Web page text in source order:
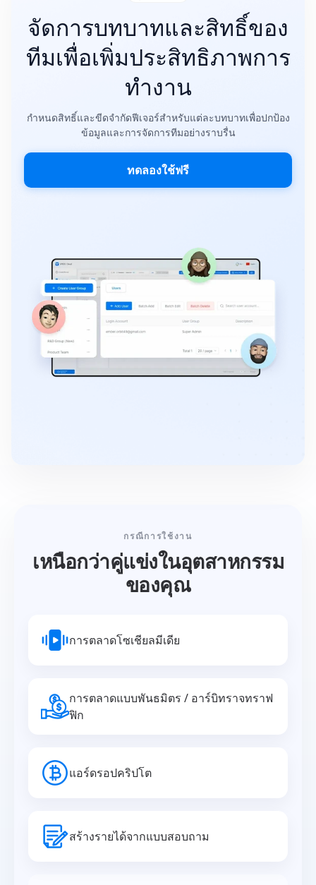
จัดการบทบาทและสิทธิ์ของ
ทีมเพื่อเพิ่มประสิทธิภาพการ
ทำงาน
กำหนดสิทธิ์และขีดจำกัดฟีเจอร์สำหรับแต่ละบทบาทเพื่อปกป้อง
ข้อมูลและการจัดการทีมอย่างราบรื่น
ทดลองใช้ฟรี
กรณีการใช้งาน
เหนือกว่าคู่แข่งในอุตสาหกรรม
ของคุณ
การตลาดโซเชียลมีเดีย
การตลาดแบบพันธมิตร / อาร์บิทราจทราฟ
ฟิก
แอร์ดรอปคริปโต
สร้างรายได้จากแบบสอบถาม